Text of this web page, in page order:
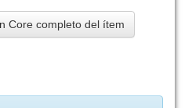
Core completo del ítem